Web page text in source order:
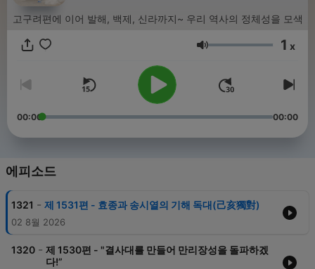
고구려편에 이어 발해, 백제, 신라까지~ 우리 역사의 정체성을 모색
음량 1 x
00:00 00:00
에피소드
1321 - 제 1531편 - 효종과 송시열의 기해 독대(己亥獨對)
02 8월 2026
1320 - 제 1530편 - "결사대를 만들어 만리장성을 돌파하겠
다!”